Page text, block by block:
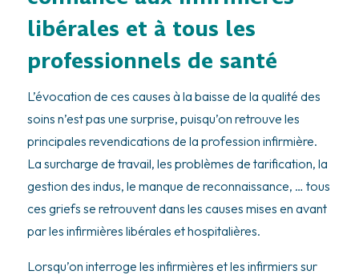
libérales et à tous les
professionnels de santé
L’évocation de ces causes à la baisse de la qualité des
soins n’est pas une surprise, puisqu’on retrouve les
principales revendications de la profession infirmière.
La surcharge de travail, les problèmes de tarification, la
gestion des indus, le manque de reconnaissance, … tous
ces griefs se retrouvent dans les causes mises en avant
par les infirmières libérales et hospitalières.
Lorsqu’on interroge les infirmières et les infirmiers sur